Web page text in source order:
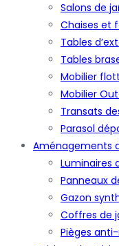
Salons de
Chaises et
Tables
Tables
Mobilier
Mobilier
Transats
Parasol
Aménagements
Luminaires
Panneaux
Gazon
Coffres de
Pièges